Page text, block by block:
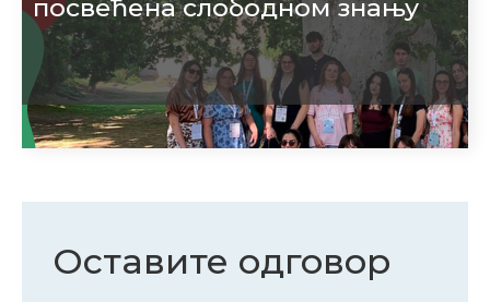
посвећена слободном знању
Оставите одговор